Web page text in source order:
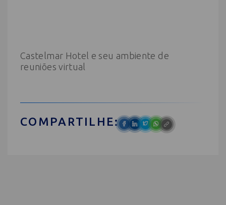
Castelmar Hotel e seu ambiente de
reuniões virtual
COMPARTILHE: